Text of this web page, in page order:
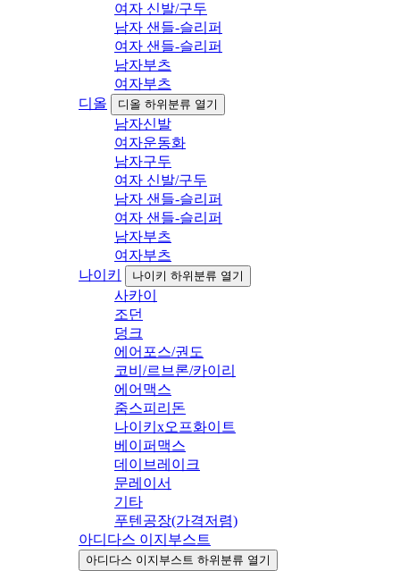
여자 신발/구두
남자 샌들-슬리퍼
여자 샌들-슬리퍼
남자부츠
여자부츠
디올
디올 하위분류 열기
남자신발
여자운동화
남자구두
여자 신발/구두
남자 샌들-슬리퍼
여자 샌들-슬리퍼
남자부츠
여자부츠
나이키
나이키 하위분류 열기
사카이
조던
덩크
에어포스/권도
코비/르브론/카이리
에어맥스
줌스피리돈
나이키x오프화이트
베이퍼맥스
데이브레이크
문레이서
기타
푸텐공장(가격저렴)
아디다스 이지부스트
아디다스 이지부스트 하위분류 열기